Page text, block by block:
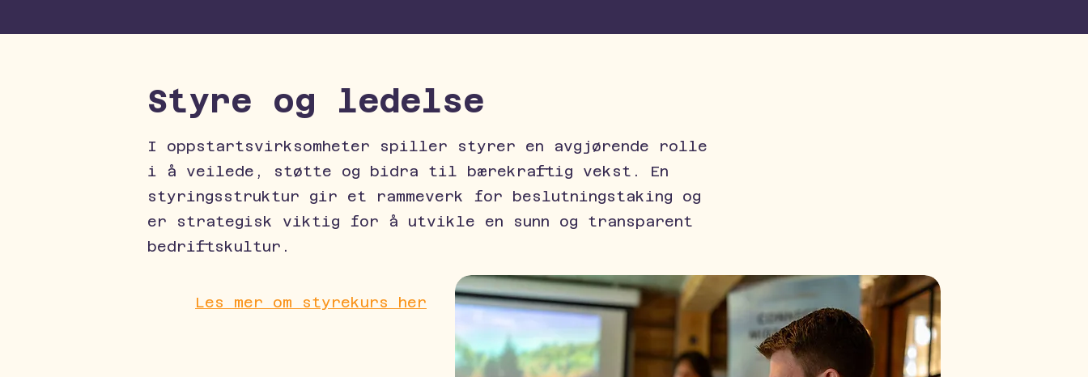
Styre og ledelse
I oppstartsvirksomheter spiller styrer en avgjørende rolle
i å veilede, støtte og bidra til bærekraftig vekst. En
styringsstruktur gir et rammeverk for beslutningstaking og
er strategisk viktig for å utvikle en sunn og transparent
bedriftskultur.
Les mer om styrekurs her